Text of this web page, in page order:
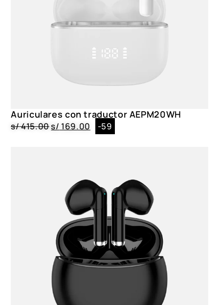
Auriculares con traductor AEPM20WH
s/415.00s/ 169.00 -59